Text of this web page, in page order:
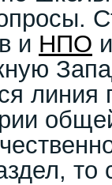
и НПО
линия
то